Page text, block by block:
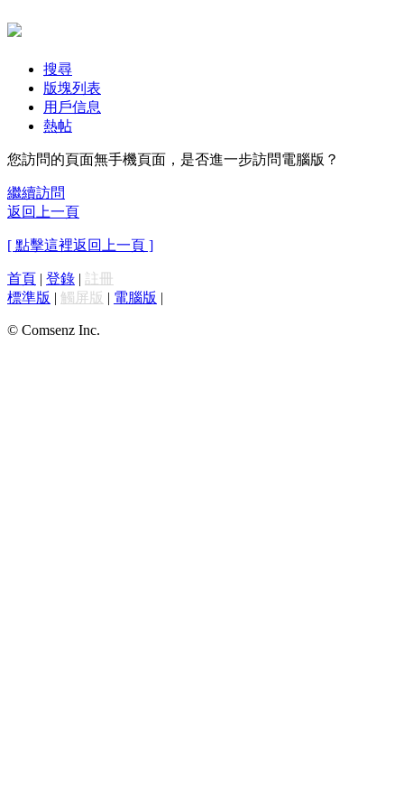
搜尋
版塊列表
用戶信息
熱帖
您訪問的頁面無手機頁面，是否進一步訪問電腦版？
繼續訪問
返回上一頁
[ 點擊這裡返回上一頁 ]
首頁 | 登錄 | 註冊
標準版 | 觸屏版 | 電腦版 |
© Comsenz Inc.